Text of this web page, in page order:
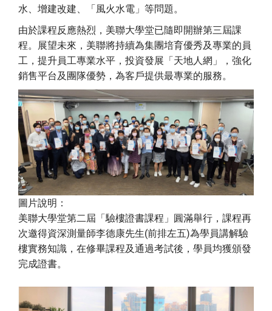
水、增建改建、「風火水電」等問題。
由於課程反應熱烈，美聯大學堂已隨即開辦第三屆課
程。展望未來，美聯將持續為集團培育優秀及專業的員
工，提升員工專業水平，投資發展「天地人網」，強化
銷售平台及團隊優勢，為客戶提供最專業的服務。
圖片說明：
美聯大學堂第二屆「驗樓證書課程」圓滿舉行，課程再
次邀得資深測量師李德康先生(前排左五)為學員講解驗
樓實務知識，在修畢課程及通過考試後，學員均獲頒發
完成證書。